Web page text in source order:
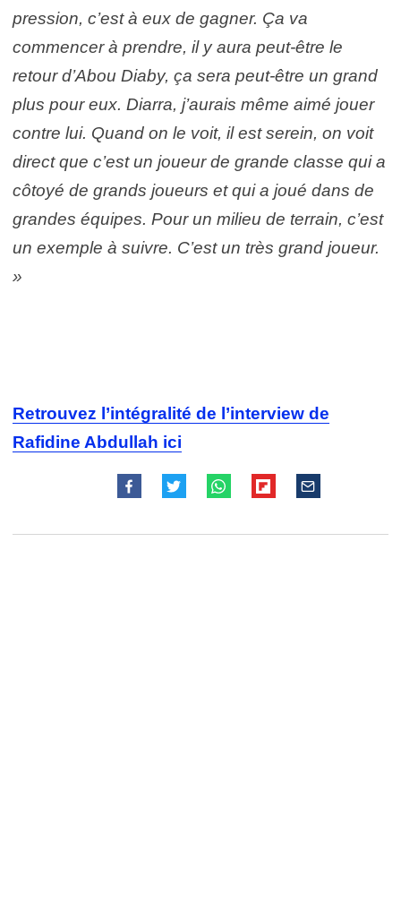
pression, c’est à eux de gagner. Ça va
commencer à prendre, il y aura peut-être le
retour d’Abou Diaby, ça sera peut-être un grand
plus pour eux. Diarra, j’aurais même aimé jouer
contre lui. Quand on le voit, il est serein, on voit
direct que c’est un joueur de grande classe qui a
côtoyé de grands joueurs et qui a joué dans de
grandes équipes. Pour un milieu de terrain, c’est
un exemple à suivre. C’est un très grand joueur.
»
Retrouvez l’intégralité de l’interview de
Rafidine Abdullah ici